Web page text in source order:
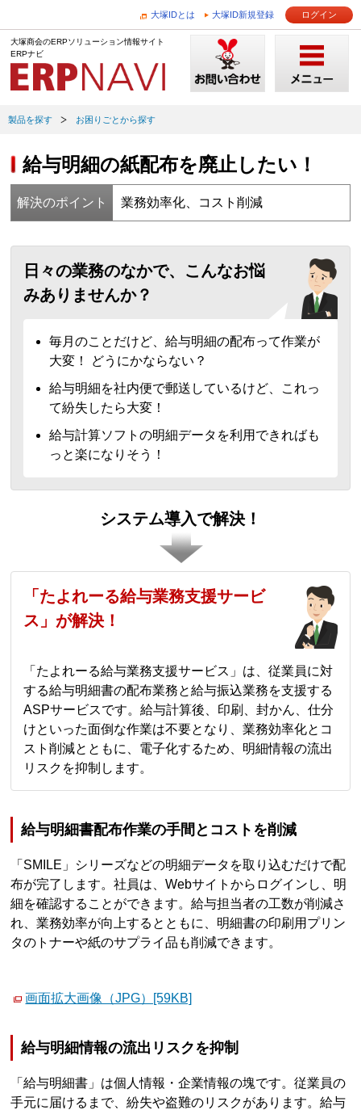
大塚IDとは 大塚ID新規登録 ログイン
大塚商会のERPソリューション情報サイト
ERPナビ
製品を探す お困りごとから探す
給与明細の紙配布を廃止したい！
解決のポイント 業務効率化、コスト削減
日々の業務のなかで、こんなお悩
みありませんか？
毎月のことだけど、給与明細の配布って作業が
大変！ どうにかならない？
給与明細を社内便で郵送しているけど、これっ
て紛失したら大変！
給与計算ソフトの明細データを利用できればも
っと楽になりそう！
システム導入で解決！
「たよれーる給与業務支援サービ
ス」が解決！
「たよれーる給与業務支援サービス」は、従業員に対
する給与明細書の配布業務と給与振込業務を支援する
ASPサービスです。給与計算後、印刷、封かん、仕分
けといった面倒な作業は不要となり、業務効率化とコ
スト削減とともに、電子化するため、明細情報の流出
リスクを抑制します。
給与明細書配布作業の手間とコストを削減
「SMILE」シリーズなどの明細データを取り込むだけで配
布が完了します。社員は、Webサイトからログインし、明
細を確認することができます。給与担当者の工数が削減さ
れ、業務効率が向上するとともに、明細書の印刷用プリン
タのトナーや紙のサプライ品も削減できます。
画面拡大画像（JPG）[59KB]
給与明細情報の流出リスクを抑制
「給与明細書」は個人情報・企業情報の塊です。従業員の
手元に届けるまで、紛失や盗難のリスクがあります。給与